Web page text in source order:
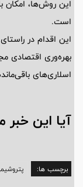
است.
این اقدام در
بهره‌وری اقتصادی
اسلاری‌های
آیا این خبر
برچسب ها: